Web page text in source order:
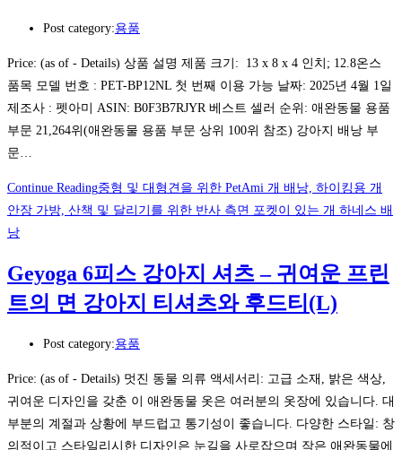
Post category:용품
Price: (as of - Details) 상품 설명 제품 크기: ‎ 13 x 8 x 4 인치; 12.8온스
품목 모델 번호 ‏: PET-BP12NL 첫 번째 이용 가능 날짜: 2025년 4월 1일
제조사 : 펫아미 ASIN: B0F3B7RJYR 베스트 셀러 순위: 애완동물 용품
부문 21,264위(애완동물 용품 부문 상위 100위 참조) 강아지 배낭 부
문…
Continue Reading중형 및 대형견을 위한 PetAmi 개 배낭, 하이킹용 개
안장 가방, 산책 및 달리기를 위한 반사 측면 포켓이 있는 개 하네스 배
낭
Geyoga 6피스 강아지 셔츠 – 귀여운 프린
트의 면 강아지 티셔츠와 후드티(L)
Post category:용품
Price: (as of - Details) 멋진 동물 의류 액세서리: 고급 소재, 밝은 색상,
귀여운 디자인을 갖춘 이 애완동물 옷은 여러분의 옷장에 있습니다. 대
부분의 계절과 상황에 부드럽고 통기성이 좋습니다. 다양한 스타일: 창
의적이고 스타일리시한 디자인은 눈길을 사로잡으며 작은 애완동물에